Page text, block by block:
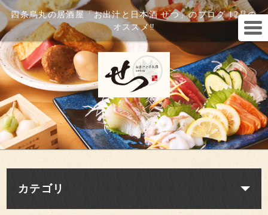
四条烏丸の居酒屋「お出汁と日本酒 せつ」のブログ 12月の
オススメ‼️
カテゴリ